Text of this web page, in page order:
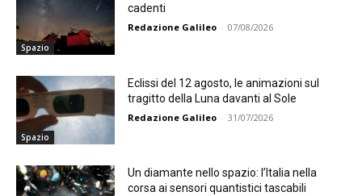
Spazio
cadenti
Redazione Galileo - 07/08/2026
Spazio
Eclissi del 12 agosto, le animazioni sul
tragitto della Luna davanti al Sole
Redazione Galileo - 31/07/2026
Un diamante nello spazio: l’Italia nella
corsa ai sensori quantistici tascabili